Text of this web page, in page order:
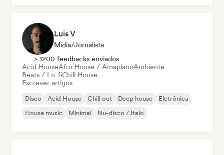
Luis V
Mídia/Jornalista
> 1200 feedbacks enviados
Acid HouseAfro House / AmapianoAmbiente
Beats / Lo-fiChill House
Escrever artigos
Disco Acid House Chill out Deep house
Eletrônica
House music
Minimal Nu-disco / Italo